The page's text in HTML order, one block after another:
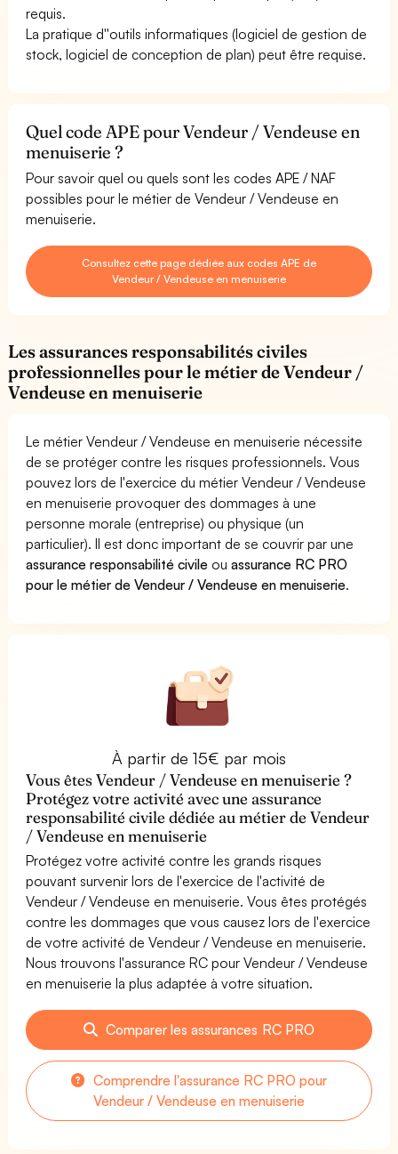
requis.
La pratique d''outils informatiques (logiciel de gestion de
stock, logiciel de conception de plan) peut être requise.
Quel code APE pour Vendeur / Vendeuse en
menuiserie ?
Pour savoir quel ou quels sont les codes APE / NAF
possibles pour le métier de Vendeur / Vendeuse en
menuiserie.
Consultez cette page dédiée aux codes APE de
Vendeur / Vendeuse en menuiserie
Les assurances responsabilités civiles
professionnelles pour le métier de Vendeur /
Vendeuse en menuiserie
Le métier Vendeur / Vendeuse en menuiserie nécessite
de se protéger contre les risques professionnels. Vous
pouvez lors de l'exercice du métier Vendeur / Vendeuse
en menuiserie provoquer des dommages à une
personne morale (entreprise) ou physique (un
particulier). Il est donc important de se couvrir par une
assurance responsabilité civile ouassurance RC PRO
pour le métier de Vendeur / Vendeuse en menuiserie.
À partir de 15€ par mois
Vous êtes Vendeur / Vendeuse en menuiserie ?
Protégez votre activité avec une assurance
responsabilité civile dédiée au métier de Vendeur
/ Vendeuse en menuiserie
Protégez votre activité contre les grands risques
pouvant survenir lors de l'exercice de l'activité de
Vendeur / Vendeuse en menuiserie. Vous êtes protégés
contre les dommages que vous causez lors de l'exercice
de votre activité de Vendeur / Vendeuse en menuiserie.
Nous trouvons l'assurance RC pour Vendeur / Vendeuse
en menuiserie la plus adaptée à votre situation.
Comparer les assurances RC PRO
Comprendre l'assurance RC PRO pour
Vendeur / Vendeuse en menuiserie